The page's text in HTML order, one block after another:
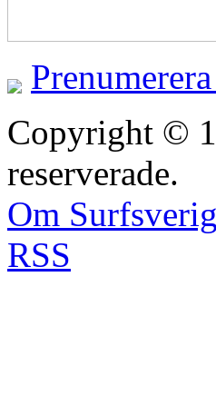
Copyright ©
reserverade.
Om
RSS